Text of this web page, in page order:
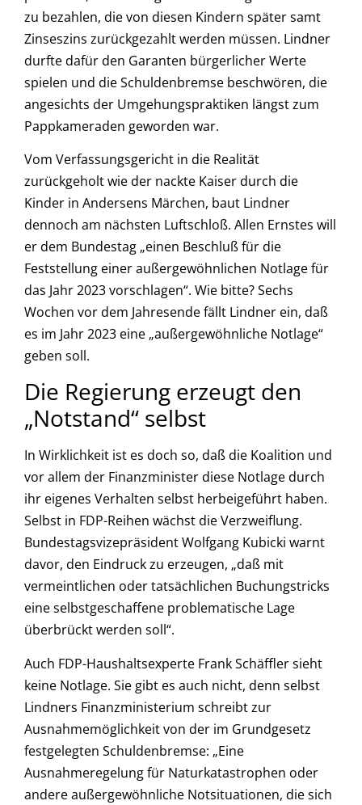
zu bezahlen, die von diesen Kindern später samt
Zinseszins zurückgezahlt werden müssen. Lindner
durfte dafür den Garanten bürgerlicher Werte
spielen und die Schuldenbremse beschwören, die
angesichts der Umgehungspraktiken längst zum
Pappkameraden geworden war.
Vom Verfassungsgericht in die Realität
zurückgeholt wie der nackte Kaiser durch die
Kinder in Andersens Märchen, baut Lindner
dennoch am nächsten Luftschloß. Allen Ernstes will
er dem Bundestag „einen Beschluß für die
Feststellung einer außergewöhnlichen Notlage für
das Jahr 2023 vorschlagen“. Wie bitte? Sechs
Wochen vor dem Jahresende fällt Lindner ein, daß
es im Jahr 2023 eine „außergewöhnliche Notlage“
geben soll.
Die Regierung erzeugt den
„Notstand“ selbst
In Wirklichkeit ist es doch so, daß die Koalition und
vor allem der Finanzminister diese Notlage durch
ihr eigenes Verhalten selbst herbeigeführt haben.
Selbst in FDP-Reihen wächst die Verzweiflung.
Bundestagsvizepräsident Wolfgang Kubicki warnt
davor, den Eindruck zu erzeugen, „daß mit
vermeintlichen oder tatsächlichen Buchungstricks
eine selbstgeschaffene problematische Lage
überbrückt werden soll“.
Auch FDP-Haushaltsexperte Frank Schäffler sieht
keine Notlage. Sie gibt es auch nicht, denn selbst
Lindners Finanzministerium schreibt zur
Ausnahmemöglichkeit von der im Grundgesetz
festgelegten Schuldenbremse: „Eine
Ausnahmeregelung für Naturkatastrophen oder
andere außergewöhnliche Notsituationen, die sich